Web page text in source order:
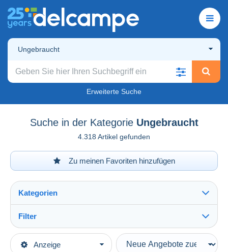
Ungebraucht
Erweiterte Suche
Suche in der Kategorie Ungebraucht
4.318 Artikel gefunden
Zu meinen Favoriten hinzufügen
Anzeige
Kategorien
Hauptkategorien
Filter
Art der Verkäufe